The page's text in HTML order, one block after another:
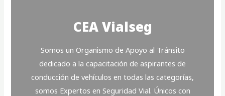
CEA Vialseg
Somos un Organismo de Apoyo al Tránsito
dedicado a la capacitación de aspirantes de
conducción de vehículos en todas las categorías,
somos Expertos en Seguridad Vial. Únicos con